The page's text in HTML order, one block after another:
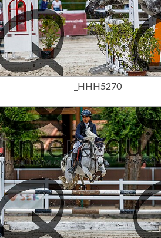
15,00 €
_HHH5270
15,00 €